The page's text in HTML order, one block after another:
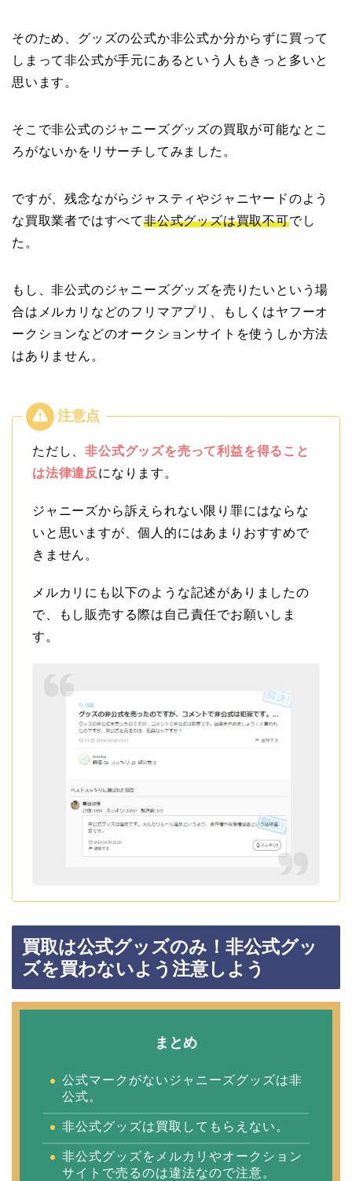
そのため、グッズの公式か非公式か分からずに買って
しまって非公式が手元にあるという人もきっと多いと
思います。
そこで非公式のジャニーズグッズの買取が可能なとこ
ろがないかをリサーチしてみました。
ですが、残念ながらジャスティやジャニヤードのよう
な買取業者ではすべて非公式グッズは買取不可でし
た。
もし、非公式のジャニーズグッズを売りたいという場
合はメルカリなどのフリマアプリ、もしくはヤフーオ
ークションなどのオークションサイトを使うしか方法
はありません。
ただし、非公式グッズを売って利益を得ること
は法律違反になります。
ジャニーズから訴えられない限り罪にはならな
いと思いますが、個人的にはあまりおすすめで
きません。
メルカリにも以下のような記述がありましたの
で、もし販売する際は自己責任でお願いしま
す。
買取は公式グッズのみ！非公式グッ
ズを買わないよう注意しよう
まとめ
公式マークがないジャニーズグッズは非
公式。
非公式グッズは買取してもらえない。
非公式グッズをメルカリやオークション
サイトで売るのは違法なので注意。